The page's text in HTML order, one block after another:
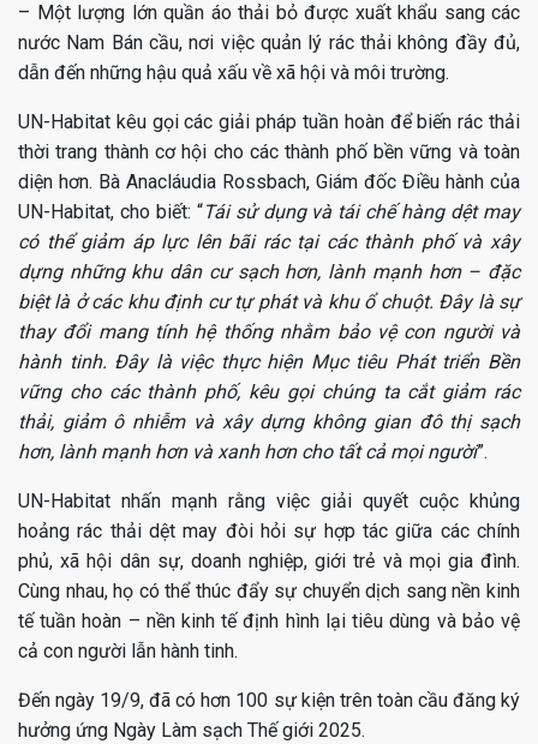
– Một lượng lớn quần áo thải bỏ được xuất khẩu sang các
nước Nam Bán cầu, nơi việc quản lý rác thải không đầy đủ,
dẫn đến những hậu quả xấu về xã hội và môi trường.
UN-Habitat kêu gọi các giải pháp tuần hoàn để biến rác thải
thời trang thành cơ hội cho các thành phố bền vững và toàn
diện hơn. Bà Anacláudia Rossbach, Giám đốc Điều hành của
UN-Habitat, cho biết: “Tái sử dụng và tái chế hàng dệt may
có thể giảm áp lực lên bãi rác tại các thành phố và xây
dựng những khu dân cư sạch hơn, lành mạnh hơn – đặc
biệt là ở các khu định cư tự phát và khu ổ chuột. Đây là sự
thay đổi mang tính hệ thống nhằm bảo vệ con người và
hành tinh. Đây là việc thực hiện Mục tiêu Phát triển Bền
vững cho các thành phố, kêu gọi chúng ta cắt giảm rác
thải, giảm ô nhiễm và xây dựng không gian đô thị sạch
hơn, lành mạnh hơn và xanh hơn cho tất cả mọi người”.
UN-Habitat nhấn mạnh rằng việc giải quyết cuộc khủng
hoảng rác thải dệt may đòi hỏi sự hợp tác giữa các chính
phủ, xã hội dân sự, doanh nghiệp, giới trẻ và mọi gia đình.
Cùng nhau, họ có thể thúc đẩy sự chuyển dịch sang nền kinh
tế tuần hoàn – nền kinh tế định hình lại tiêu dùng và bảo vệ
cả con người lẫn hành tinh.
Đến ngày 19/9, đã có hơn 100 sự kiện trên toàn cầu đăng ký
hưởng ứng Ngày Làm sạch Thế giới 2025.